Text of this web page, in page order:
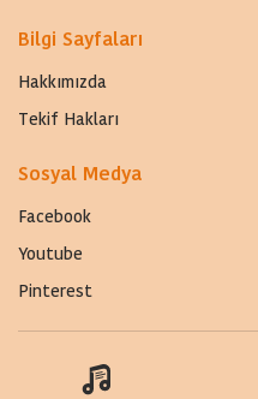
Bilgi Sayfaları
Hakkımızda
Tekif Hakları
Sosyal Medya
Facebook
Youtube
Pinterest